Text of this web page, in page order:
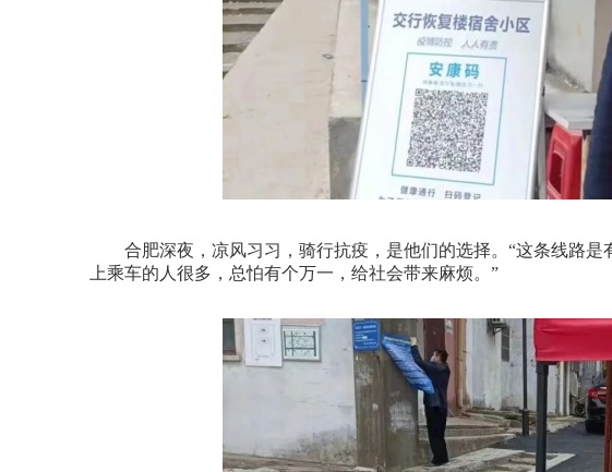
合肥深夜，凉风习习，骑行抗疫，是他们的选择。“这条线路是
上乘车的人很多，总怕有个万一，给社会带来麻烦。”